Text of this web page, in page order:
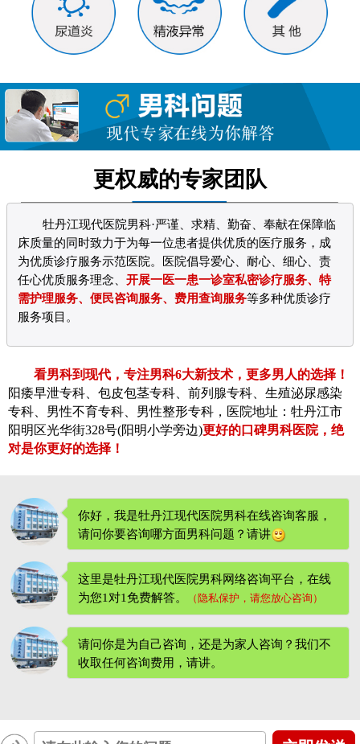
更权威的专家团队
牡丹江现代医院男科·严谨、求精、勤奋、奉献在保障临
床质量的同时致力于为每一位患者提供优质的医疗服务，成
为优质诊疗服务示范医院。医院倡导爱心、耐心、细心、责
任心优质服务理念、开展一医一患一诊室私密诊疗服务、特
需护理服务、便民咨询服务、费用查询服务等多种优质诊疗
服务项目。
看男科到现代，专注男科6大新技术，更多男人的选择！
阳痿早泄专科、包皮包茎专科、前列腺专科、生殖泌尿感染
专科、男性不育专科、男性整形专科，医院地址：牡丹江市
阳明区光华街328号(阳明小学旁边)更好的口碑男科医院，绝
对是你更好的选择！
你好，我是牡丹江现代医院男科在线咨询客服，
请问你要咨询哪方面男科问题？请讲
这里是牡丹江现代医院男科网络咨询平台，在线
为您1对1免费解答。
（隐私保护，请您放心咨询）
请问你是为自己咨询，还是为家人咨询？我们不
收取任何咨询费用 ，请讲。